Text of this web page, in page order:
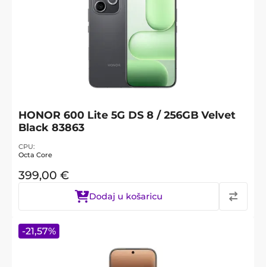
HONOR 600 Lite 5G DS 8 / 256GB Velvet
Black 83863
CPU
Octa Core
399,00 €
Dodaj u košaricu
-21,57%